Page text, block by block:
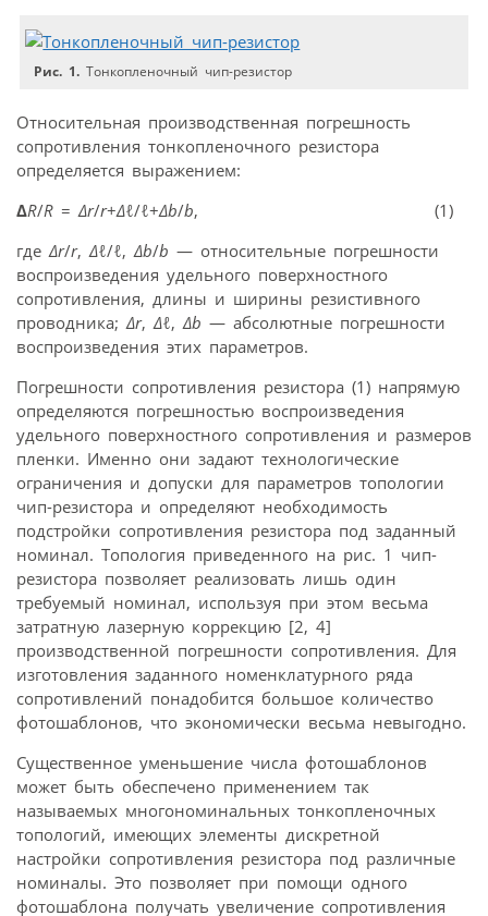
Рис. 1. Тонкопленочный чип-резистор
Относительная производственная погрешность
сопротивления тонкопленочного резистора
определяется выражением:
∆R/R = ∆r/r+∆ℓ/ℓ+∆b/b, (1)
где ∆r/r, ∆ℓ/ℓ, ∆b/b — относительные погрешности
воспроизведения удельного поверхностного
сопротивления, длины и ширины резистивного
проводника; ∆r, ∆ℓ, ∆b — абсолютные погрешности
воспроизведения этих параметров.
Погрешности сопротивления резистора (1) напрямую
определяются погрешностью воспроизведения
удельного поверхностного сопротивления и размеров
пленки. Именно они задают технологические
ограничения и допуски для параметров топологии
чип-резистора и определяют необходимость
подстройки сопротивления резистора под заданный
номинал. Топология приведенного на рис. 1 чип-
резистора позволяет реализовать лишь один
требуемый номинал, используя при этом весьма
затратную лазерную коррекцию [2, 4]
производственной погрешности сопротивления. Для
изготовления заданного номенклатурного ряда
сопротивлений понадобится большое количество
фотошаблонов, что экономически весьма невыгодно.
Существенное уменьшение числа фотошаблонов
может быть обеспечено применением так
называемых многономинальных тонкопленочных
топологий, имеющих элементы дискретной
настройки сопротивления резистора под различные
номиналы. Это позволяет при помощи одного
фотошаблона получать увеличение сопротивления